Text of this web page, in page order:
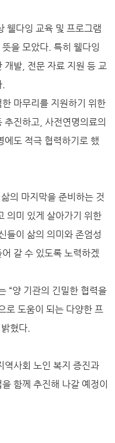
웰다잉 교육 및 프로그램
을 모았다. 특히 웰다잉
개발, 전문 자료 지원 등 교
.
마무리를 지원하기 위한
진하고, 사전연명의료의
에도 적극 협력하기로 했
의 마지막을 준비하는 것
의미 있게 살아가기 위한
들이 삶의 의미와 존엄성
갈 수 있도록 노력하겠
“양 기관의 긴밀한 협력을
로 도움이 되는 다양한 프
혔다.
역사회 노인 복지 증진과
함께 추진해 나갈 예정이